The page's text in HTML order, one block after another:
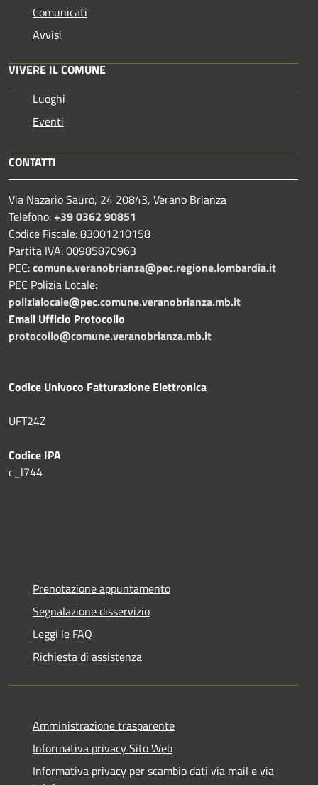
Comunicati
Avvisi
VIVERE IL COMUNE
Luoghi
Eventi
CONTATTI
Via Nazario Sauro, 24 20843, Verano Brianza
Telefono:+39 0362 90851
Codice Fiscale: 83001210158
Partita IVA: 00985870963
PEC:comune.veranobrianza@pec.regione.lombardia.it
PEC Polizia Locale:
polizialocale@pec.comune.veranobrianza.mb.it
Email Ufficio Protocollo
protocollo@comune.veranobrianza.mb.it
Codice Univoco Fatturazione Elettronica
UFT24Z
Codice IPA
c_l744
Prenotazione appuntamento
Segnalazione disservizio
Leggi le FAQ
Richiesta di assistenza
Amministrazione trasparente
Informativa privacy Sito Web
Informativa privacy per scambio dati via mail e via